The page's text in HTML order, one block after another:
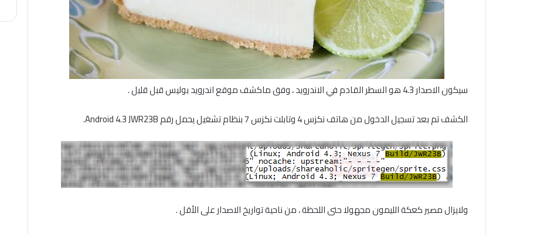
سيكون الاصدار 4.3 هو السطر القادم في الاندرويد ، وفق ماكشف موقع اندرويد بوليس قبل قليل .
الكشف تم بعد تسجيل الدخول من هاتف نكزس 4 وتابلت نكزس 7 بنظام تشغيل يحمل رقم Android 4.3 JWR23B.
ولايزال مصير كعكة الليمون مجهولا حتى اللحظة ، من ناحية تواريخ الاصدار على الأقل .